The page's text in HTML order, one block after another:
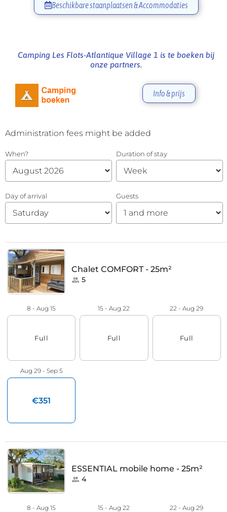
Beschikbare staanplaatsen & Accommodaties
Camping Les Flots-Atlantique Village 1 is te boeken bij
onze partners.
Info & prijs